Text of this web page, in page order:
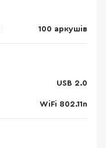
100 аркушів
USB 2.0
WiFi 802.11n